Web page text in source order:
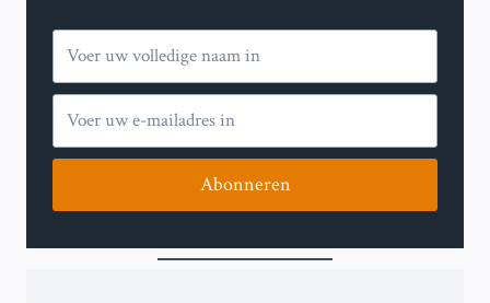
ONTGIFTEN
Abonneren